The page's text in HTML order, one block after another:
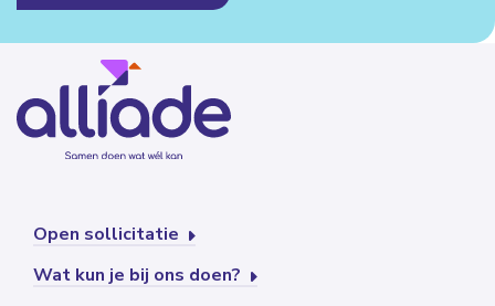
Open sollicitatie
Wat kun je bij ons doen?